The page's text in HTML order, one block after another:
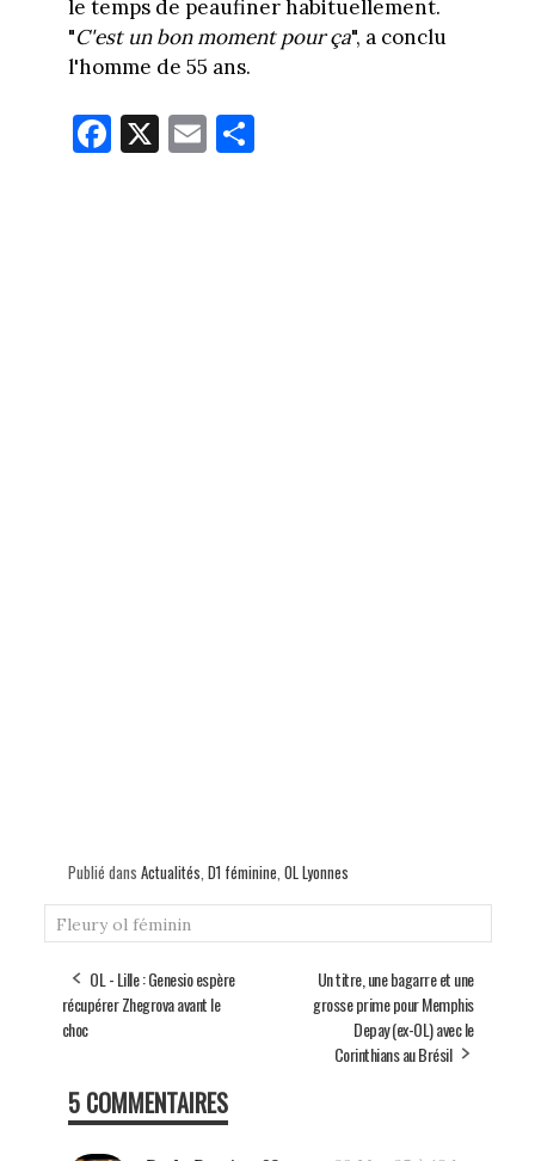
le temps de peaufiner habituellement.
"C'est un bon moment pour ça", a conclu
l'homme de 55 ans.
Fa
ce
X E
m
Pa
rt
Publié dans Actualités D1 féminine OL Lyonnes
Fleury ol féminin
OL - Lille : Genesio espère
récupérer Zhegrova avant le
choc
Un titre, une bagarre et une
grosse prime pour Memphis
Depay (ex-OL) avec le
Corinthians au Brésil
5 COMMENTAIRES